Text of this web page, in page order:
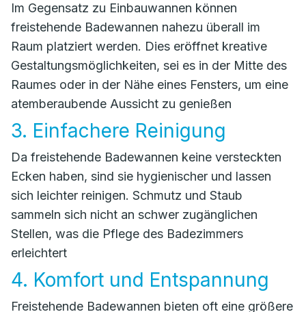
Im Gegensatz zu Einbauwannen können
freistehende Badewannen nahezu überall im
Raum platziert werden. Dies eröffnet kreative
Gestaltungsmöglichkeiten, sei es in der Mitte des
Raumes oder in der Nähe eines Fensters, um eine
atemberaubende Aussicht zu genießen
3. Einfachere Reinigung
Da freistehende Badewannen keine versteckten
Ecken haben, sind sie hygienischer und lassen
sich leichter reinigen. Schmutz und Staub
sammeln sich nicht an schwer zugänglichen
Stellen, was die Pflege des Badezimmers
erleichtert
4. Komfort und Entspannung
Freistehende Badewannen bieten oft eine größere